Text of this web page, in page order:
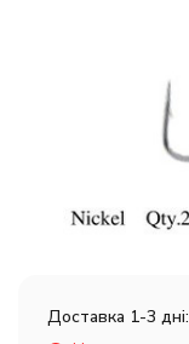
Доставка 1-3 дні: